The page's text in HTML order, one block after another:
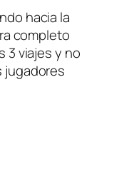
hacia la
completo
3 viajes y no
jugadores